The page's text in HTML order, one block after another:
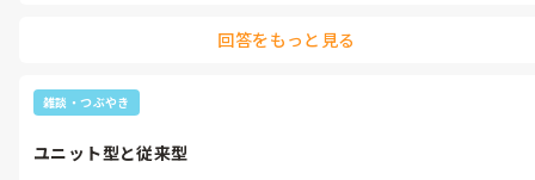
回答をもっと見る
雑談・つぶやき
ユニット型と従来型